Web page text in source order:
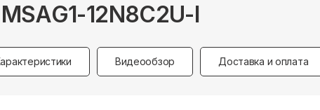
MSAG1-12N8C2U-I
Видеообзор Доставка и оплата